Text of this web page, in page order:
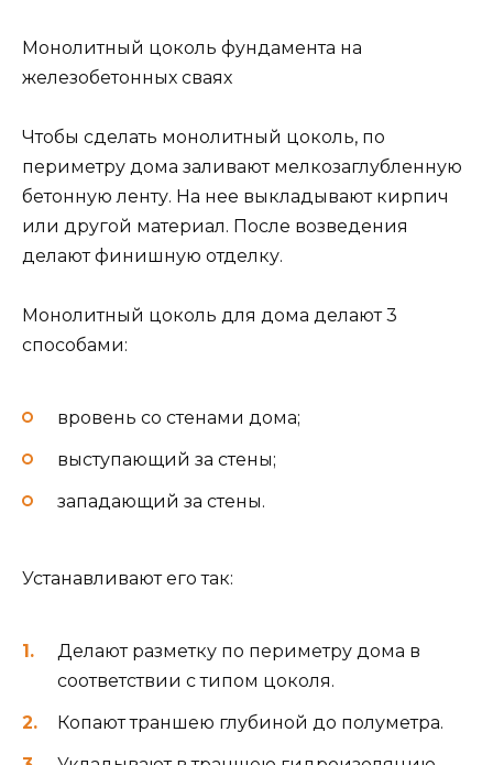
Монолитный цоколь фундамента на
железобетонных сваях
Чтобы сделать монолитный цоколь, по
периметру дома заливают мелкозаглубленную
бетонную ленту. На нее выкладывают кирпич
или другой материал. После возведения
делают финишную отделку.
Монолитный цоколь для дома делают 3
способами:
вровень со стенами дома;
выступающий за стены;
западающий за стены.
Устанавливают его так:
Делают разметку по периметру дома в
соответствии с типом цоколя.
Копают траншею глубиной до полуметра.